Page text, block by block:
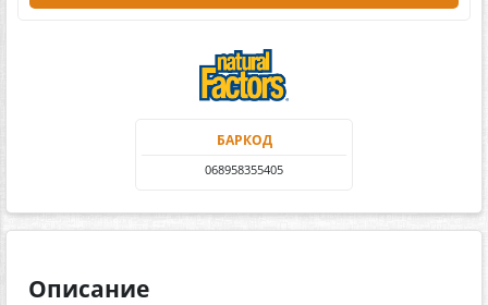
БАРКОД
068958355405
Описание